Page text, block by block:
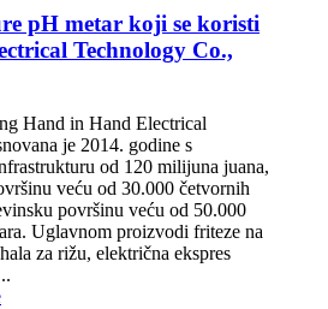
pH metar koji se koristi
Technology Co.,
Hand in Hand Electrical
je 2014. godine s
od 120 milijuna juana,
veću od 30.000 četvornih
površinu veću od 50.000
Uglavnom proizvodi friteze na
za rižu, električna ekspres